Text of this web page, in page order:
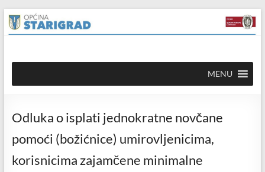
content
Skip
to
content
Općina
Starigrad
mrežna
MENU
Odluka o isplati jednokratne novčane
pomoći (božićnice) umirovljenicima,
korisnicima zajamčene minimalne